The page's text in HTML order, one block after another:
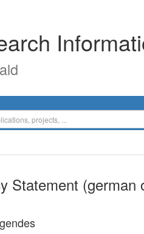
Statement (german